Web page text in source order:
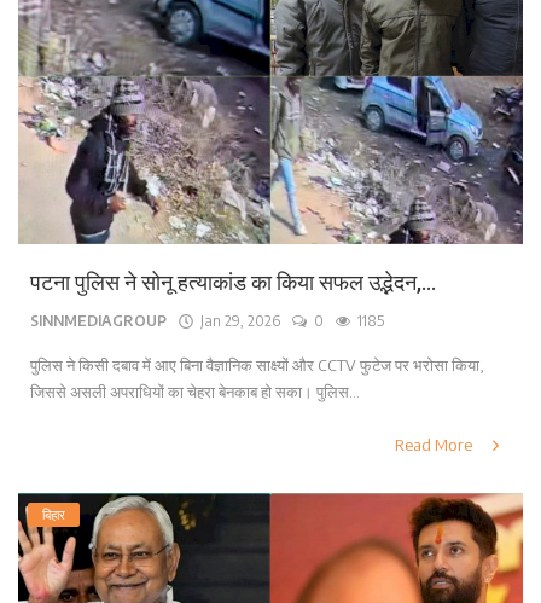
पटना पुलिस ने सोनू हत्याकांड का किया सफल उद्भेदन,...
SINNMEDIAGROUP Jan 29, 2026 0 1185
पुलिस ने किसी दबाव में आए बिना वैज्ञानिक साक्ष्यों और CCTV फुटेज पर भरोसा किया,
जिससे असली अपराधियों का चेहरा बेनकाब हो सका। पुलिस...
Read More
बिहार